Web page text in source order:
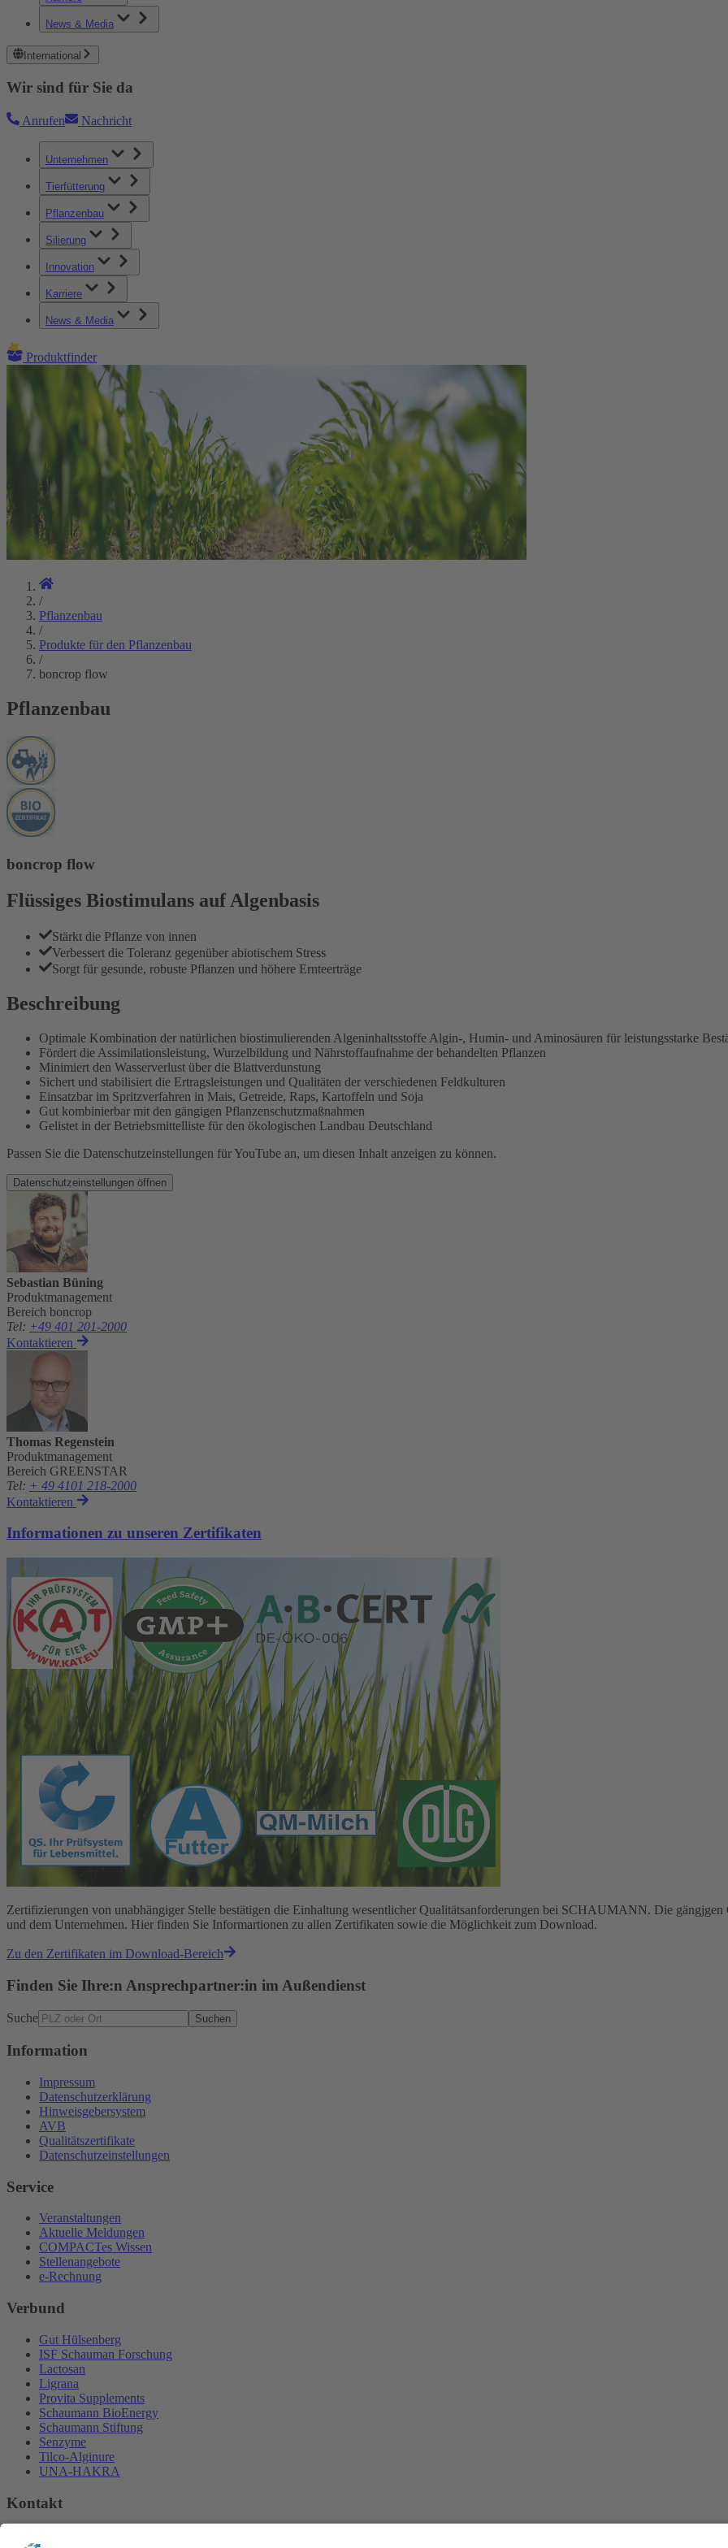
News & Media
International
Wir sind für Sie da
Anrufen Nachricht
Unternehmen
Tierfütterung
Pflanzenbau
Silierung
Innovation
Karriere
News & Media
Produktfinder
/
Pflanzenbau
/
Produkte für den Pflanzenbau
/
boncrop flow
Pflanzenbau
boncrop flow
Flüssiges Biostimulans auf Algenbasis
Stärkt die Pflanze von innen
Verbessert die Toleranz gegenüber abiotischem Stress
Sorgt für gesunde, robuste Pflanzen und höhere Ernteerträge
Beschreibung
Optimale Kombination der natürlichen biostimulierenden Algeninhaltsstoffe Algin-, Humin- und Aminosäuren für leistungsstarke
Fördert die Assimilationsleistung, Wurzelbildung und Nährstoffaufnahme der behandelten Pflanzen
Minimiert den Wasserverlust über die Blattverdunstung
Sichert und stabilisiert die Ertragsleistungen und Qualitäten der verschiedenen Feldkulturen
Einsatzbar im Spritzverfahren in Mais, Getreide, Raps, Kartoffeln und Soja
Gut kombinierbar mit den gängigen Pflanzenschutzmaßnahmen
Gelistet in der Betriebsmittelliste für den ökologischen Landbau Deutschland
Passen Sie die Datenschutzeinstellungen für YouTube an, um diesen Inhalt anzeigen zu können.
Datenschutzeinstellungen öffnen
Sebastian Büning
Produktmanagement
Bereich boncrop
Tel: +49 401 201-2000
Kontaktieren
Thomas Regenstein
Produktmanagement
Bereich GREENSTAR
Tel: + 49 4101 218-2000
Kontaktieren
Informationen zu unseren Zertifikaten
Zertifizierungen von unabhängiger Stelle bestätigen die Einhaltung wesentlicher Qualitätsanforderungen bei SCHAUMANN. Die
und dem Unternehmen. Hier finden Sie Informartionen zu allen Zertifikaten sowie die Möglichkeit zum Download.
Zu den Zertifikaten im Download-Bereich
Finden Sie Ihre:n Ansprechpartner:in im Außendienst
Suche Suchen
Information
Impressum
Datenschutzerklärung
Hinweisgebersystem
AVB
Qualitätszertifikate
Datenschutzeinstellungen
Service
Veranstaltungen
Aktuelle Meldungen
COMPACTes Wissen
Stellenangebote
e-Rechnung
Verbund
Gut Hülsenberg
ISF Schauman Forschung
Lactosan
Ligrana
Provita Supplements
Schaumann BioEnergy
Schaumann Stiftung
Senzyme
Tilco-Alginure
UNA-HAKRA
Kontakt